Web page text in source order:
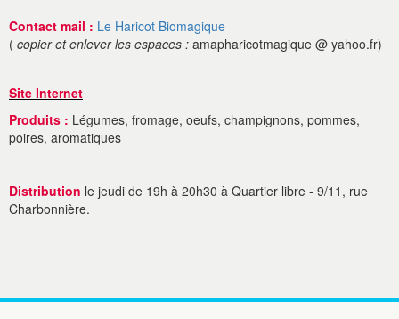
Contact mail : Le Haricot Biomagique
( copier et enlever les espaces : amapharicotmagique @ yahoo.fr)
Site Internet
Produits : Légumes, fromage, oeufs, champignons, pommes,
poires, aromatiques
Distribution le jeudi de 19h à 20h30 à Quartier libre - 9/11, rue
Charbonnière.